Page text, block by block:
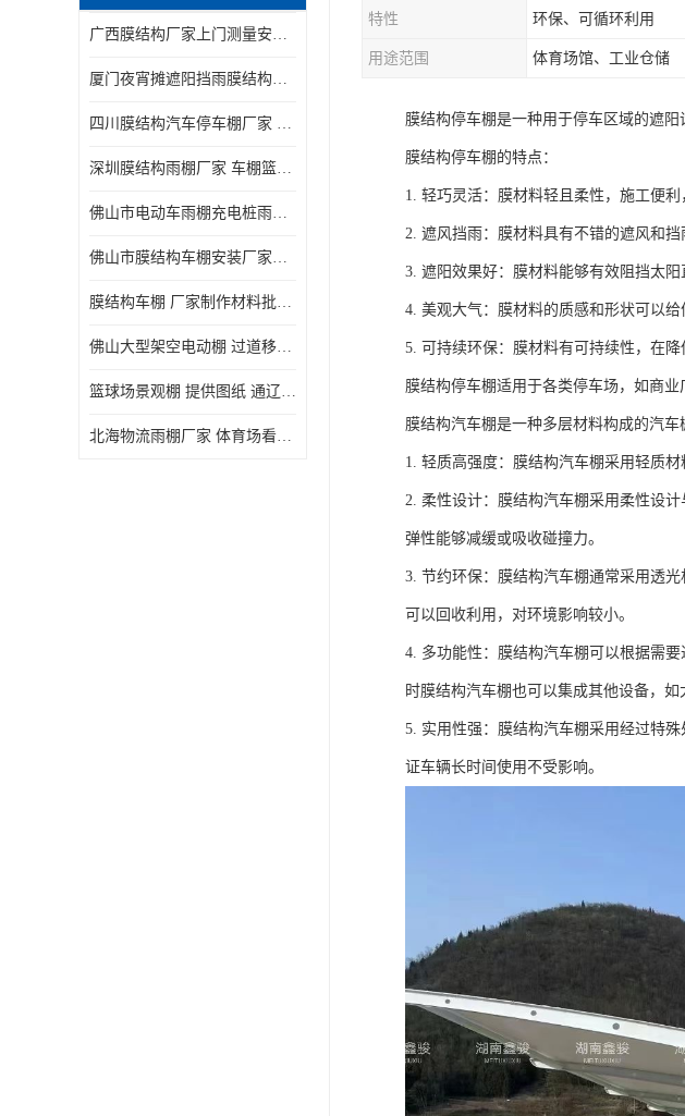
膜结构停景观棚 广西膜结构厂家上门测量安装发货，厂家发货没有差价
厦门夜宵摊遮阳挡雨膜结构雨棚设计 上门测量 款式多
四川膜结构汽车停车棚厂家 款式多 提供报价
深圳膜结构雨棚厂家 车棚篮球场体育看台 规格多样
佛山市电动车雨棚充电桩雨棚小区电动车棚
佛山市膜结构车棚安装厂家发货安装
膜结构车棚 厂家制作材料批发安装一体式工厂
佛山大型架空电动棚 过道移动雨蓬 屋轨道悬空棚免费测量
篮球场景观棚 提供图纸 通辽膜结构厂家
北海物流雨棚厂家 体育场看台雨棚 价格优惠
特性 环保、可循环利用
用途范围 体育场馆、工业仓储
膜结构停车棚是一种用于停车区域的遮阳
膜结构停车棚的特点：
1. 轻巧灵活：膜材料轻且柔性，施工便
2. 遮风挡雨：膜材料具有不错的遮风和
3. 遮阳效果好：膜材料能够有效阻挡太
4. 美观大气：膜材料的质感和形状可以
5. 可持续环保：膜材料有可持续性，在
膜结构停车棚适用于各类停车场，如商
膜结构汽车棚是一种多层材料构成的汽车
1. 轻质高强度：膜结构汽车棚采用轻质
2. 柔性设计：膜结构汽车棚采用柔性设
弹性能够减缓或吸收碰撞力。
3. 节约环保：膜结构汽车棚通常采用透
可以回收利用，对环境影响较小。
4. 多功能性：膜结构汽车棚可以根据需
时膜结构汽车棚也可以集成其他设备，如
5. 实用性强：膜结构汽车棚采用经过特
证车辆长时间使用不受影响。